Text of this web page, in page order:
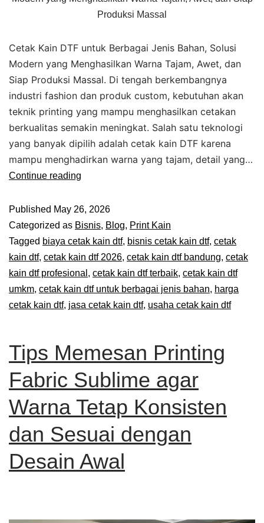
Produksi Massal
Cetak Kain DTF untuk Berbagai Jenis Bahan, Solusi
Modern yang Menghasilkan Warna Tajam, Awet, dan
Siap Produksi Massal. Di tengah berkembangnya
industri fashion dan produk custom, kebutuhan akan
teknik printing yang mampu menghasilkan cetakan
berkualitas semakin meningkat. Salah satu teknologi
yang banyak dipilih adalah cetak kain DTF karena
mampu menghadirkan warna yang tajam, detail yang…
Continue reading
Published May 26, 2026
Categorized as Bisnis, Blog, Print Kain
Tagged biaya cetak kain dtf, bisnis cetak kain dtf, cetak
kain dtf, cetak kain dtf 2026, cetak kain dtf bandung, cetak
kain dtf profesional , cetak kain dtf terbaik, cetak kain dtf
umkm, cetak kain dtf untuk berbagai jenis bahan, harga
cetak kain dtf, jasa cetak kain dtf, usaha cetak kain dtf
Tips Memesan Printing
Fabric Sublime agar
Warna Tetap Konsisten
dan Sesuai dengan
Desain Awal